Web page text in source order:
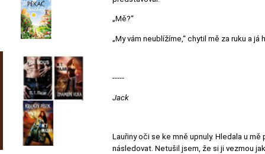
„Mě?“
„My vám neublížíme,“ chytil mě za ruku a
-----
Jack
Lauřiny oči se ke mně upnuly. Hledala u
následovat. Netušil jsem, že si ji vezmou